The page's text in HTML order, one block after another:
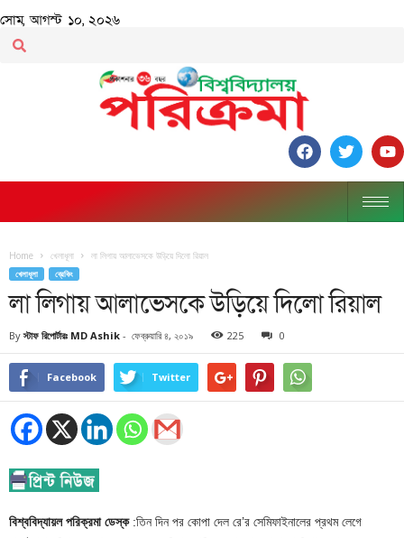
সোম, আগস্ট ১০, ২০২৬
Home খেলাধূলা লা লিগায় আলাভেসকে উড়িয়ে দিলো রিয়াল
খেলাধূলা ব্রেকিং
লা লিগায় আলাভেসকে উড়িয়ে দিলো রিয়াল
By স্টাফ রিপোর্টারঃ MD Ashik - ফেব্রুয়ারি ৪, ২০১৯ 225 0
Facebook Twitter
বিশ্ববিদ্যায়ল পরিক্রমা ডেস্ক:তিন দিন পর কোপা দেল রে’র সেমিফাইনালের প্রথম লেগে